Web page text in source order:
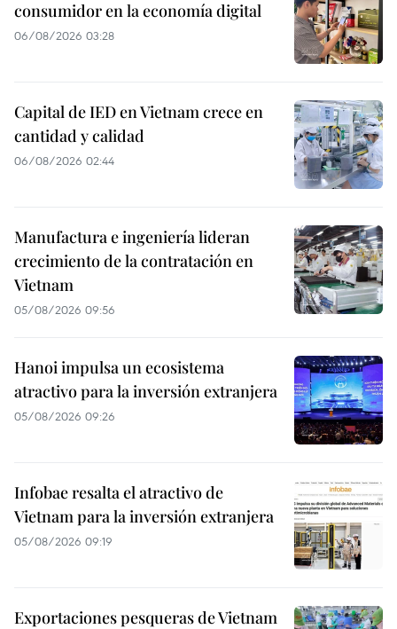
consumidor en la economía digital
06/08/2026 03:28
Capital de IED en Vietnam crece en
cantidad y calidad
06/08/2026 02:44
Manufactura e ingeniería lideran
crecimiento de la contratación en
Vietnam
05/08/2026 09:56
Hanoi impulsa un ecosistema
atractivo para la inversión extranjera
05/08/2026 09:26
Infobae resalta el atractivo de
Vietnam para la inversión extranjera
05/08/2026 09:19
Exportaciones pesqueras de Vietnam